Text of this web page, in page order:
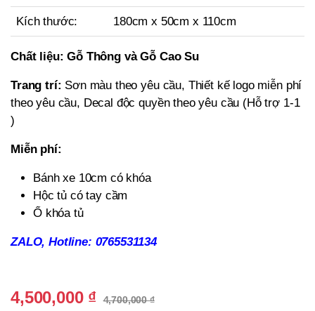
Kích thước: 180cm x 50cm x 110cm
Chất liệu: Gỗ Thông và Gỗ Cao Su
Trang trí: Sơn màu theo yêu cầu, Thiết kế logo miễn phí
theo yêu cầu, Decal độc quyền theo yêu cầu (Hỗ trợ 1-1
)
Miễn phí:
Bánh xe 10cm có khóa
Hộc tủ có tay cầm
Ổ khóa tủ
ZALO, Hotline: 0765531134
4,500,000 ₫ 4,700,000₫